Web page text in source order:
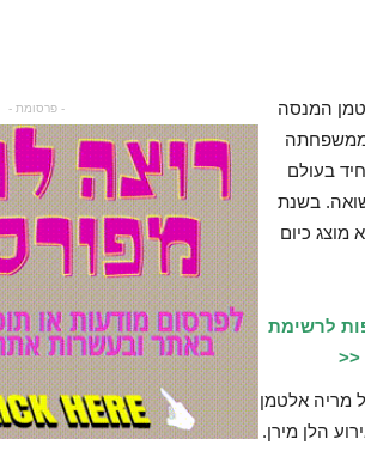
- פרסומת -
המנסה
ממשפחתה
בעולם
בשנת
מוצג כיום
לרשימת
<<
מריה אלטמן
הלן מירן.